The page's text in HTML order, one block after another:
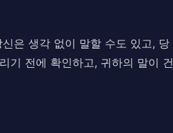
은 생각 없이 말할 수도 있고, 당
기 전에 확인하고, 귀하의 말이 건